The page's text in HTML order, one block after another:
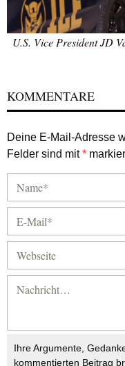
U.S. Vice President JD
KOMMENTARE
Deine E-Mail-Adresse
Felder sind mit*
Ihre Argumente,
kommentierten Beitrag